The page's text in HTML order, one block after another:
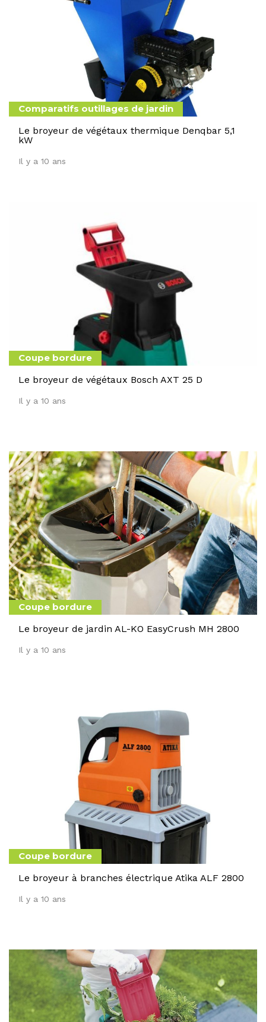
Comparatifs outillages de jardin
Le broyeur de végétaux thermique Denqbar 5,1
kW
Il y a 10 ans
Coupe bordure
Le broyeur de végétaux Bosch AXT 25 D
Il y a 10 ans
Coupe bordure
Le broyeur de jardin AL-KO EasyCrush MH 2800
Il y a 10 ans
Coupe bordure
Le broyeur à branches électrique Atika ALF 2800
Il y a 10 ans